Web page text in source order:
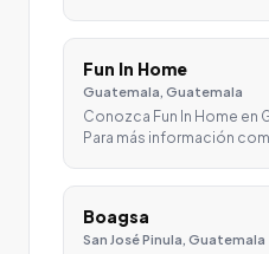
Fun In Home
Guatemala, Guatemala
Conozca Fun In Home en
Para más información
Boagsa
San José Pinula, Guatemala